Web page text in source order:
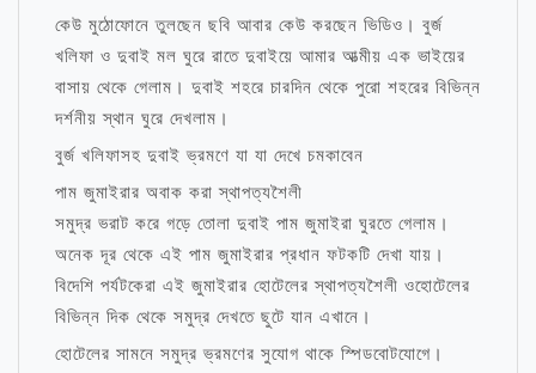
কেউ মুঠোফোনে তুলছেন ছবি আবার কেউ করছেন ভিডিও। বুর্জ
খলিফা ও দুবাই মল ঘুরে রাতে দুবাইয়ে আমার আত্মীয় এক ভাইয়ের
বাসায় থেকে গেলাম। দুবাই শহরে চারদিন থেকে পুরো শহরের বিভিন্ন
দর্শনীয় স্থান ঘুরে দেখলাম।
বুর্জ খলিফাসহ দুবাই ভ্রমণে যা যা দেখে চমকাবেন
পাম জুমাইরার অবাক করা স্থাপত্যশৈলী
সমুদ্র ভরাট করে গড়ে তোলা দুবাই পাম জুমাইরা ঘুরতে গেলাম।
অনেক দূর থেকে এই পাম জুমাইরার প্রধান ফটকটি দেখা যায়।
বিদেশি পর্যটকেরা এই জুমাইরার হোটেলের স্থাপত্যশৈলী ওহোটেলের
বিভিন্ন দিক থেকে সমুদ্র দেখতে ছুটে যান এখানে।
হোটেলের সামনে সমুদ্র ভ্রমণের সুযোগ থাকে স্পিডবোটযোগে।